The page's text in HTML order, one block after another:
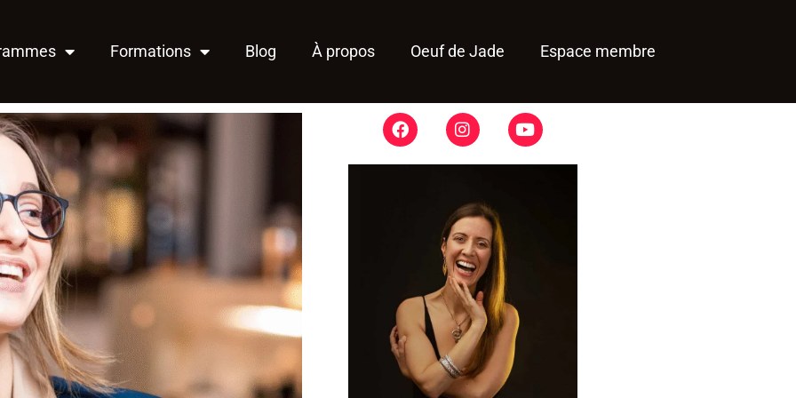
Formations Blog À propos Oeuf de Jade Espace membre